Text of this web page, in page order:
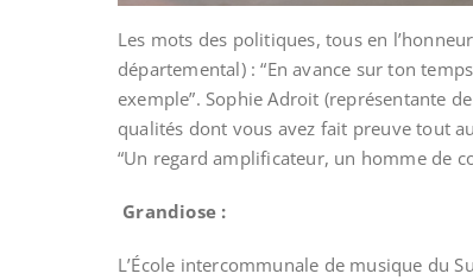
Les mots des politiques, tous en
départemental) : “En avance sur ton
exemple”. Sophie Adroit (représentante
qualités dont vous avez fait preuve tout
“Un regard amplificateur, un homme de
Grandiose :
L’École intercommunale de musique du